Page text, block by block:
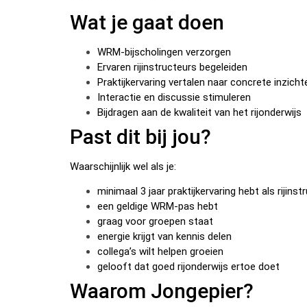
Wat je gaat doen
WRM-bijscholingen verzorgen
Ervaren rijinstructeurs begeleiden
Praktijkervaring vertalen naar concrete
Interactie en discussie stimuleren
Bijdragen aan de kwaliteit van het rijonderwijs
Past dit bij jou?
Waarschijnlijk wel als je:
minimaal 3 jaar praktijkervaring hebt als
een geldige WRM-pas hebt
graag voor groepen staat
energie krijgt van kennis delen
collega’s wilt helpen groeien
gelooft dat goed rijonderwijs ertoe doet
Waarom Jongepier?